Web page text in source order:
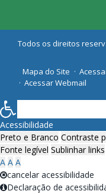
Todos os direitos
Mapa do Site
Acessar Webmail
Acessibilidade
Preto e Branco Contraste
Fonte legível Sublinhar links
A A A
cancelar acessibilidade
Declaração de